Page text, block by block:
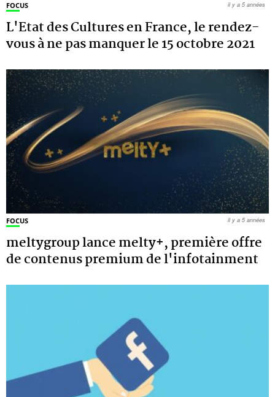
FOCUS
L'Etat des Cultures en France, le rendez-
vous à ne pas manquer le 15 octobre 2021
il y a 5 années
FOCUS
meltygroup lance melty+, première offre
de contenus premium de l'infotainment
il y a 5 années